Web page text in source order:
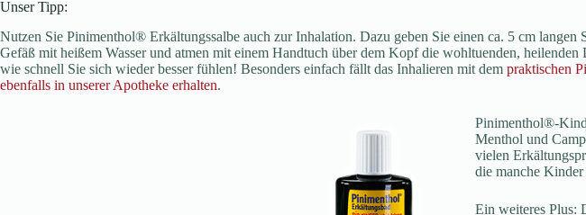
Unser Tipp:
Nutzen Sie Pinimenthol® Erkältungssalbe auch zur Inhalation. Dazu geben Sie einen ca. 5 cm langen
Gefäß mit heißem Wasser und atmen mit einem Handtuch über dem Kopf die wohltuenden, heilenden
wie schnell Sie sich wieder besser fühlen! Besonders einfach fällt das Inhalieren mit dem praktischen
ebenfalls in unserer Apotheke erhalten.
Pinimenthol®-
Menthol und
vielen
die manche Kinder
Ein weiteres Plus: